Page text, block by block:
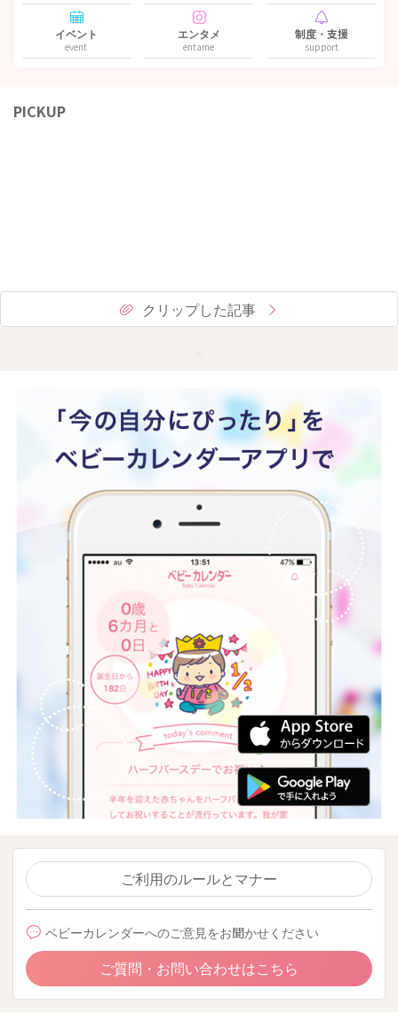
イベント
event
エンタメ
entame
制度・支援
support
PICKUP
クリップした記事
ご利用のルールとマナー
ベビーカレンダーへのご意見をお聞かせください
ご質問・お問い合わせはこちら